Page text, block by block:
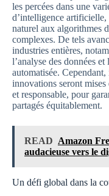
les percées dans une
d’intelligence
naturel aux algorithmes
complexes. De tels
industries entières,
l’analyse des données
automatisée.
innovations seront
et responsable, pour
partagés équitablement.
READ Amazon
audacieuse vers le
Un défi global dans la